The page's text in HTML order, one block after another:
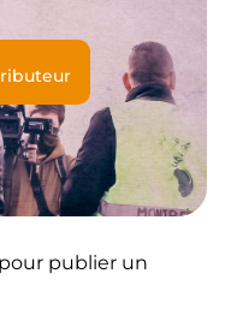
pour publier un